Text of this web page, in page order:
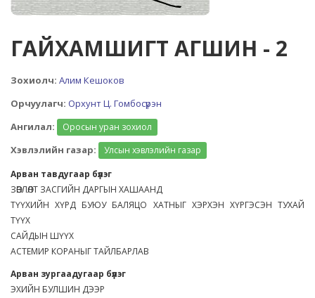
ГАЙХАМШИГТ АГШИН - 2
Зохиолч: Алим Кешоков
Орчуулагч: Орхунт Ц. Гомбосүрэн
Ангилал:
Оросын уран зохиол
Хэвлэлийн газар:
Улсын хэвлэлийн газар
Арван тавдугаар бүлэг
ЗӨВЛӨЛТ ЗАСГИЙН ДАРГЫН ХАШААНД
ТҮҮХИЙН ХҮРД БУЮУ БАЛЯЦО ХАТНЫГ ХЭРХЭН ХҮРГЭСЭН ТУХАЙ
ТҮҮХ
САЙДЫН ШҮҮХ
АСТЕМИР КОРАНЫГ ТАЙЛБАРЛАВ
Арван зургаадугаар бүлэг
ЭХИЙН БУЛШИН ДЭЭР